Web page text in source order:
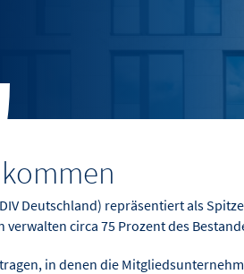
Deutschland) repräsentiert als
circa 75 Prozent des
in denen die